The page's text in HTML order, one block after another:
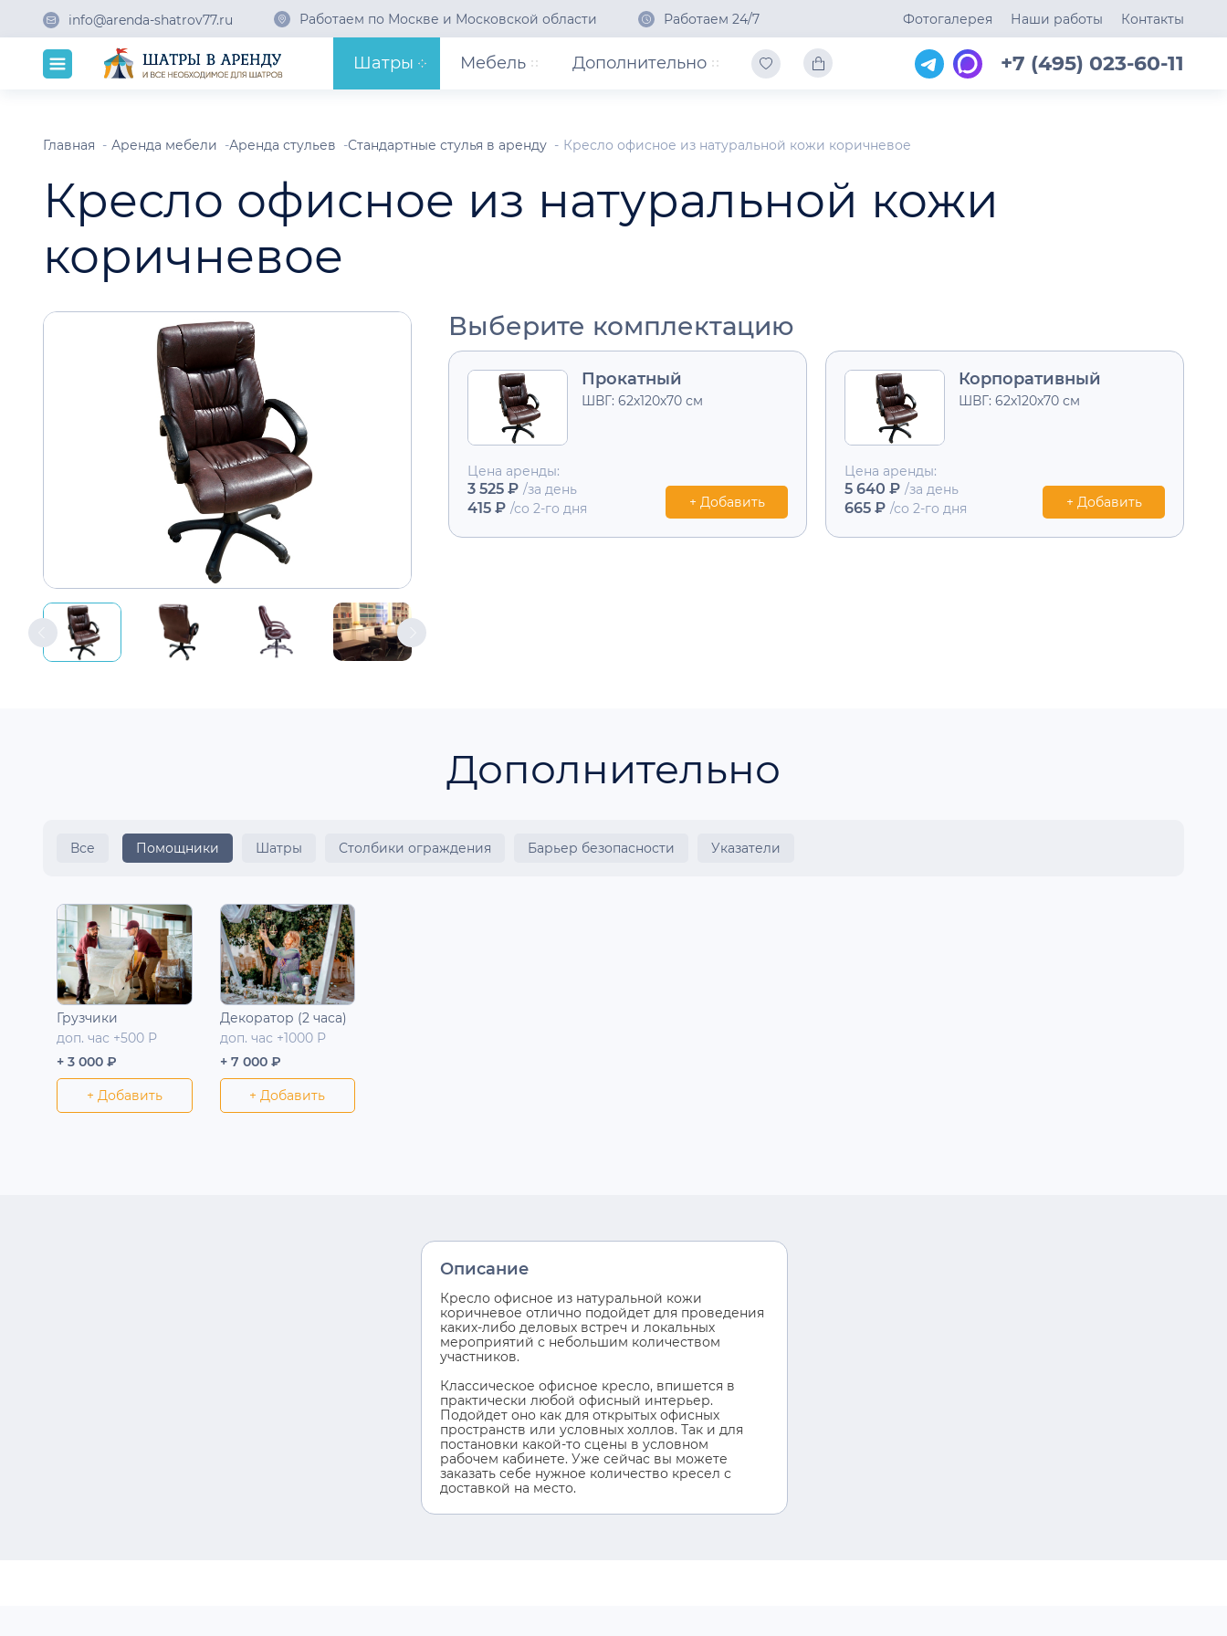
info@arenda-shatrov77.ru Работаем по Москве и Московской области Работаем 24/7 Фотогалерея Наши работы Контакты
Шатры Мебель Дополнительно +7 (495) 023-60-11
Главная Аренда мебели Аренда стульев Стандартные стулья в аренду Кресло офисное из натуральной кожи коричневое
Кресло офисное из натуральной кожи
коричневое
Выберите комплектацию
Прокатный
ШВГ: 62х120х70 см
Цена аренды:
3 525 ₽ /за день
415 ₽ /со 2-го дня + Добавить
Корпоративный
ШВГ: 62х120х70 см
Цена аренды:
5 640 ₽ /за день
665 ₽ /со 2-го дня + Добавить
Дополнительно
Все Помощники Шатры Столбики ограждения Барьер безопасности Указатели
Грузчики
доп. час +500 Р
+ 3 000 ₽
+ Добавить
Декоратор (2 часа)
доп. час +1000 Р
+ 7 000 ₽
+ Добавить
Описание
Кресло офисное из натуральной кожи
коричневое отлично подойдет для проведения
каких-либо деловых встреч и локальных
мероприятий с небольшим количеством
участников.
Классическое офисное кресло, впишется в
практически любой офисный интерьер.
Подойдет оно как для открытых офисных
пространств или условных холлов. Так и для
постановки какой-то сцены в условном
рабочем кабинете. Уже сейчас вы можете
заказать себе нужное количество кресел с
доставкой на место.